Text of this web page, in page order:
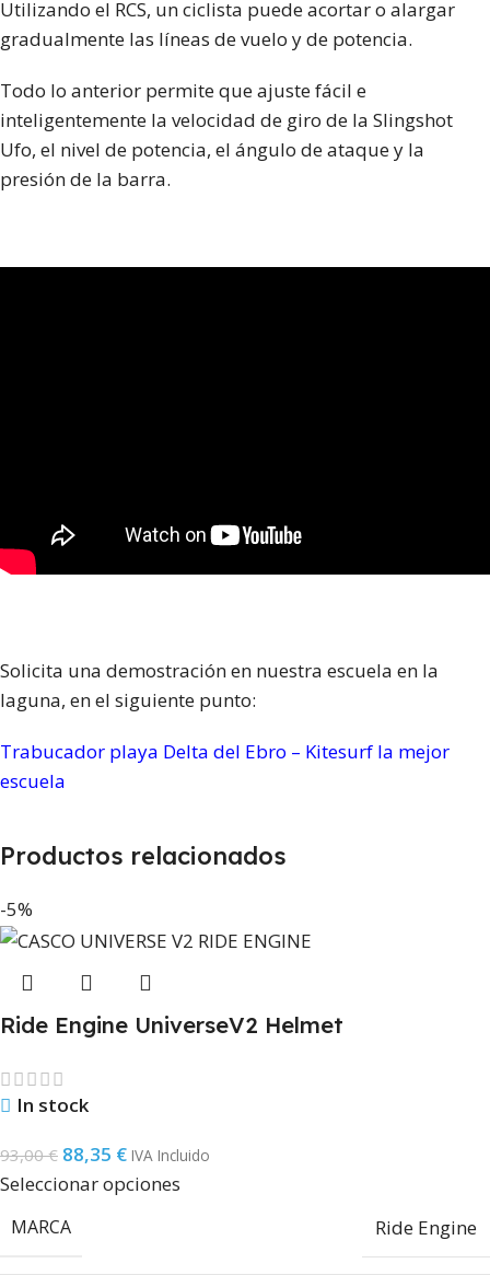
Utilizando el RCS, un ciclista puede acortar o alargar
gradualmente las líneas de vuelo y de potencia.
Todo lo anterior permite que ajuste fácil e
inteligentemente la velocidad de giro de la Slingshot
Ufo, el nivel de potencia, el ángulo de ataque y la
presión de la barra.
Solicita una demostración en nuestra escuela en la
laguna, en el siguiente punto:
Trabucador playa Delta del Ebro – Kitesurf la mejor
escuela
Productos relacionados
-5%
Ride Engine UniverseV2 Helmet
In stock
93,00€ 88,35 € IVA Incluido
Seleccionar opciones
MARCA Ride Engine